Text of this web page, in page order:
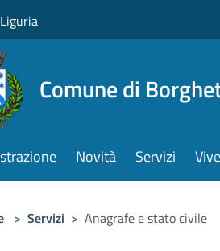
Comune di
Novità Servizi
> Servizi > Anagrafe e stato civile